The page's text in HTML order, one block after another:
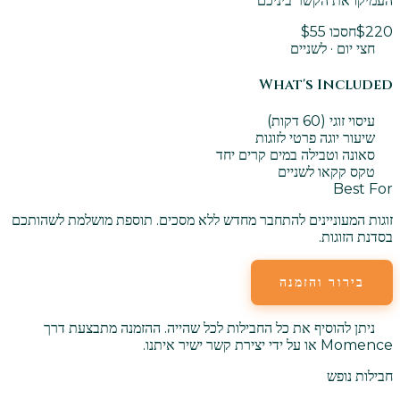
$220חסכו $55
חצי יום · לשניים
What's Included
עיסוי זוגי (60 דקות)
שיעור יוגה פרטי לזוגות
סאונה וטבילה במים קרים יחד
טקס קקאו לשניים
Best For
זוגות המעוניינים להתחבר מחדש ללא מסכים. תוספת מושלמת לשהותכם
בסדנת הזוגות.
בירור והזמנה
ניתן להוסיף את כל החבילות לכל שהייה. ההזמנה מתבצעת דרך
Momence או על ידי יצירת קשר ישיר איתנו.
חבילות נופש